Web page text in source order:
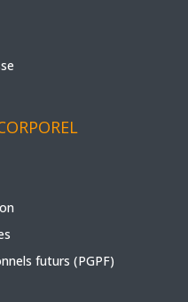
futurs (PGPF)